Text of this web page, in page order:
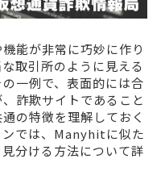
能が非常に巧妙に作り
取引所のように見える
一例で、表面的には合
詐欺サイトであること
の特徴を理解しておく
ンでは、Manyhitに似た
分ける方法について詳